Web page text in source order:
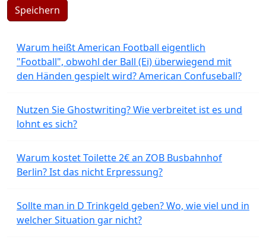
Speichern
Warum heißt American Football eigentlich
"Football", obwohl der Ball (Ei) überwiegend mit
den Händen gespielt wird? American Confuseball?
Nutzen Sie Ghostwriting? Wie verbreitet ist es und
lohnt es sich?
Warum kostet Toilette 2€ an ZOB Busbahnhof
Berlin? Ist das nicht Erpressung?
Sollte man in D Trinkgeld geben? Wo, wie viel und in
welcher Situation gar nicht?